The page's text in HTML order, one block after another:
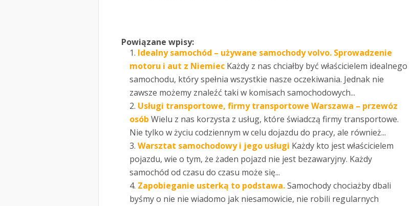
Powiązane wpisy:
Idealny samochód – używane samochody volvo. Sprowadzenie
motoru i aut z Niemiec Każdy z nas chciałby być właścicielem idealnego
samochodu, który spełnia wszystkie nasze oczekiwania. Jednak nie
zawsze możemy znaleźć taki w komisach samochodowych...
Usługi transportowe, firmy transportowe Warszawa – przewóz
osób Wielu z nas korzysta z usług, które świadczą firmy transportowe.
Nie tylko w życiu codziennym w celu dojazdu do pracy, ale również...
Warsztat samochodowy i jego usługi Każdy kto jest właścicielem
pojazdu, wie o tym, że żaden pojazd nie jest bezawaryjny. Każdy
samochód od czasu do czasu może się...
Zapobieganie usterką to podstawa.Samochody chociażby dbali
byśmy o nie nie wiadomo jak niesamowicie, nie robili regularnych